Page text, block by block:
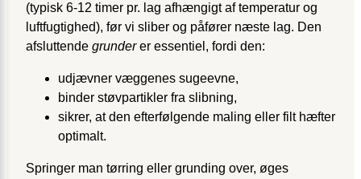
(typisk 6-12 timer pr. lag afhængigt af temperatur og
luftfugtighed), før vi sliber og påfører næste lag. Den
afsluttende grunderer essentiel, fordi den:
udjævner væggenes sugeevne,
binder støvpartikler fra slibning,
sikrer, at den efterfølgende maling eller filt hæfter
optimalt.
Springer man tørring eller grunding over, øges